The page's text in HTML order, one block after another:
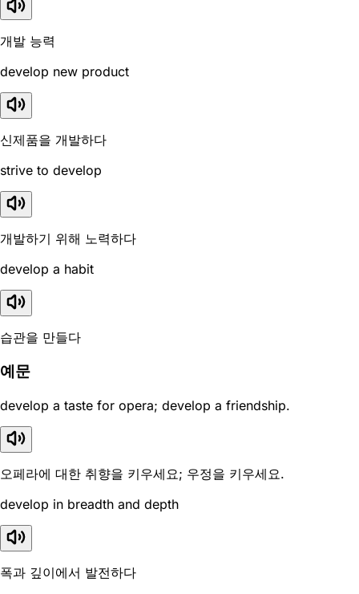
개발 능력
develop new product
신제품을 개발하다
strive to develop
개발하기 위해 노력하다
develop a habit
습관을 만들다
예문
develop a taste for opera; develop a friendship.
오페라에 대한 취향을 키우세요; 우정을 키우세요.
develop in breadth and depth
폭과 깊이에서 발전하다